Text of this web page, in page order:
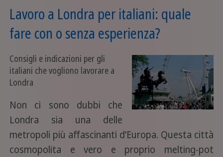
Lavoro a Londra per italiani: quale
fare con o senza esperienza?
Consigli e indicazioni per gli
italiani che vogliono lavorare a
Londra
Non ci sono dubbi che
Londra sia una delle
metropoli più affascinanti d’Europa. Questa città
cosmopolita e vero e proprio melting-pot